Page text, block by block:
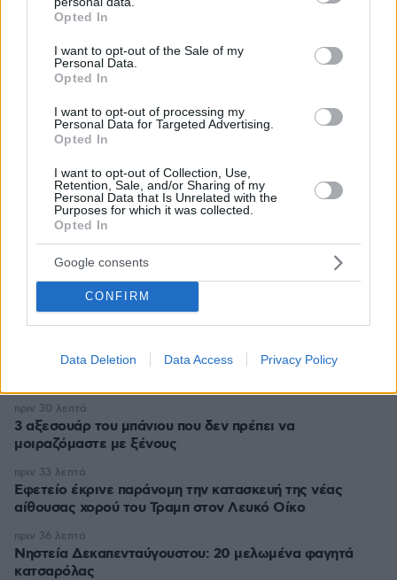
grant or deny consent to Google and its third-party tags to
use your data for below specified purposes in below Google
consent section.
Opted In
I want to opt-out of the Sale of my
Personal Data.
Opted In
I want to opt-out of processing my
Personal Data for Targeted Advertising.
Opted In
I want to opt-out of Collection, Use,
Retention, Sale, and/or Sharing of my
Personal Data that Is Unrelated with the
Purposes for which it was collected.
Opted In
Google consents
CONFIRM
Data Deletion Data Access Privacy Policy
ζημιές και στο Ιερό, δείτε φωτογραφίες
Μίλτος Μητσιάς: Ο γιος του ερμηνευτή, Μανώλη
Μητσιά, γράφει για τη Σύρο, τον τόπο-ησυχαστήριο της
οικογένειας
Η Μαρίνα Βερνίκου έπιασε λαγοκέφαλο: Δεν υπάρχει
θάλασσα, λέει
πριν 13 λεπτά
Πώς θα καταλάβετε αν ασκείτε παθητική επιθετικότητα
στη σχέση σας
πριν 26 λεπτά
Η Μάντσεστερ Σίτι τα βρήκε με τη Λιλ στα 135
εκατομμύρια ευρώ και αποκτά τον 19χρονο Αγιούμπ
Μπουαντί
πριν 26 λεπτά
Λίβερπουλ: Πρόταση 115 εκατ. ευρώ στην Παρί για τον
3 αξεσουάρ του μπάνιου που δεν πρέπει να
μοιραζόμαστε με ξένους
πριν 30 λεπτά
Εφετείο έκρινε παράνομη την κατασκευή της νέας
αίθουσας χορού του Τραμπ στον Λευκό Οίκο
πριν 33 λεπτά
Νηστεία Δεκαπενταύγουστου: 20 μελωμένα φαγητά
κατσαρόλας
πριν 36 λεπτά